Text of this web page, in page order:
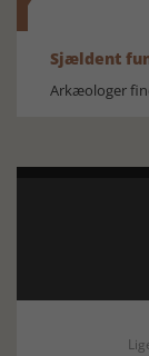
Sjældent
Arkæologer